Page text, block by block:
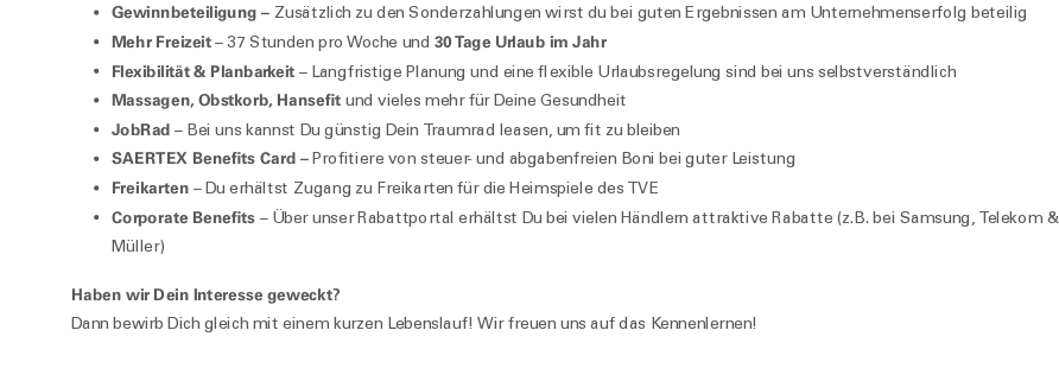
Gewinnbeteiligung – Zusätzlich zu den Sonderzahlungen wirst du bei guten Ergebnissen am Unternehmenserfolg beteilig
Mehr Freizeit– 37 Stunden pro Woche und 30 Tage Urlaub im Jahr
Flexibilität & Planbarkeit – Langfristige Planung und eine flexible Urlaubsregelung sind bei uns selbstverständlich
Massagen, Obstkorb, Hansefit und vieles mehr für Deine Gesundheit
JobRad – Bei uns kannst Du günstig Dein Traumrad leasen, um fit zu bleiben
SAERTEX Benefits Card – Profitiere von steuer- und abgabenfreien Boni bei guter Leistung
Freikarten – Du erhältst Zugang zu Freikarten für die Heimspiele des TVE
Corporate Benefits – Über unser Rabattportal erhältst Du bei vielen Händlern attraktive Rabatte (z.B. bei Samsung, Telekom &
Müller)
Haben wir Dein Interesse geweckt?
Dann bewirb Dich gleich mit einem kurzen Lebenslauf! Wir freuen uns auf das Kennenlernen!